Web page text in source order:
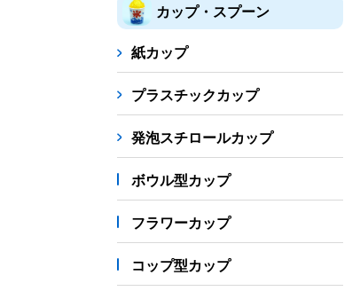
カップ・スプーン
紙カップ
プラスチックカップ
発泡スチロールカップ
ボウル型カップ
フラワーカップ
コップ型カップ